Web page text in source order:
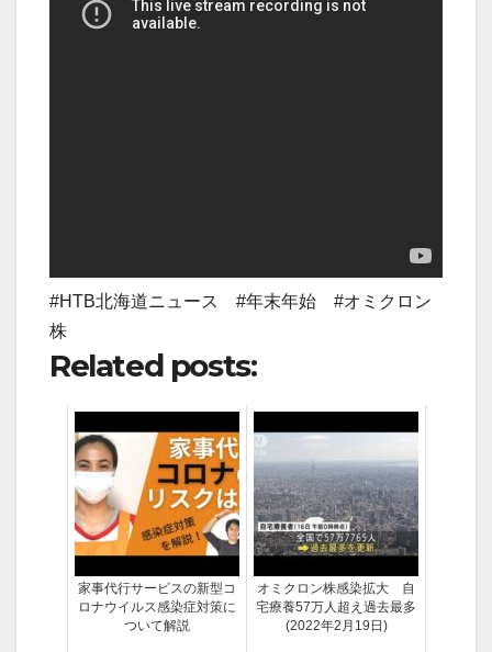
#HTB北海道ニュース #年末年始 #オミクロン
株
Related posts:
家事代行サービスの新型コ
ロナウイルス感染症対策に
ついて解説
オミクロン株感染拡大 自
宅療養57万人超え過去最多
(2022年2月19日)